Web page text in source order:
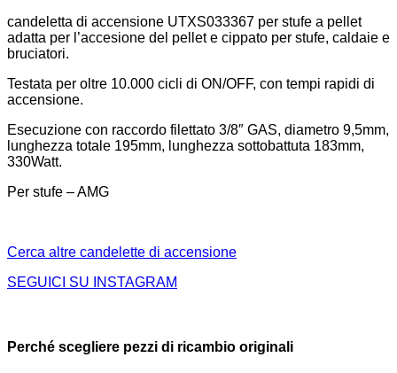
candeletta di accensione UTXS033367 per stufe a pellet
adatta per l’accesione del pellet e cippato per stufe, caldaie e
bruciatori.
Testata per oltre 10.000 cicli di ON/OFF, con tempi rapidi di
accensione.
Esecuzione con raccordo filettato 3/8″ GAS, diametro 9,5mm,
lunghezza totale 195mm, lunghezza sottobattuta 183mm,
330Watt.
Per stufe – AMG
Cerca altre candelette di accensione
SEGUICI SU INSTAGRAM
Perché scegliere pezzi di ricambio originali